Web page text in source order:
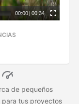
00:00 | 00:34
de pequeños
tus proyectos